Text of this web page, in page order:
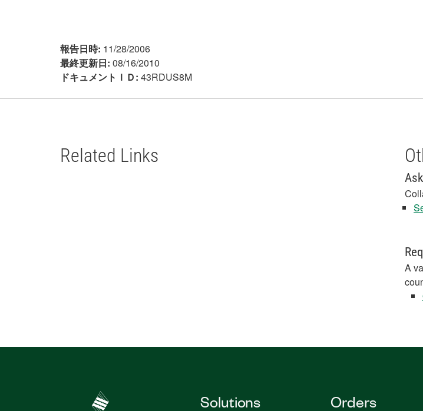
報告日時: 11/28/2006
最終更新日: 08/16/2010
ドキュメントＩＤ: 43RDUS8M
Related Links
A
Solutions Orders